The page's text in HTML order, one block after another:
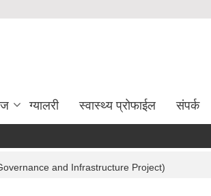
ग्यालरी स्वास्थ्य प्रोफाईल संपर्क
and Infrastructure Project)